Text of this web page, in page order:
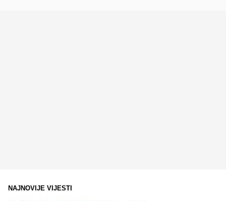
NAJNOVIJE VIJESTI